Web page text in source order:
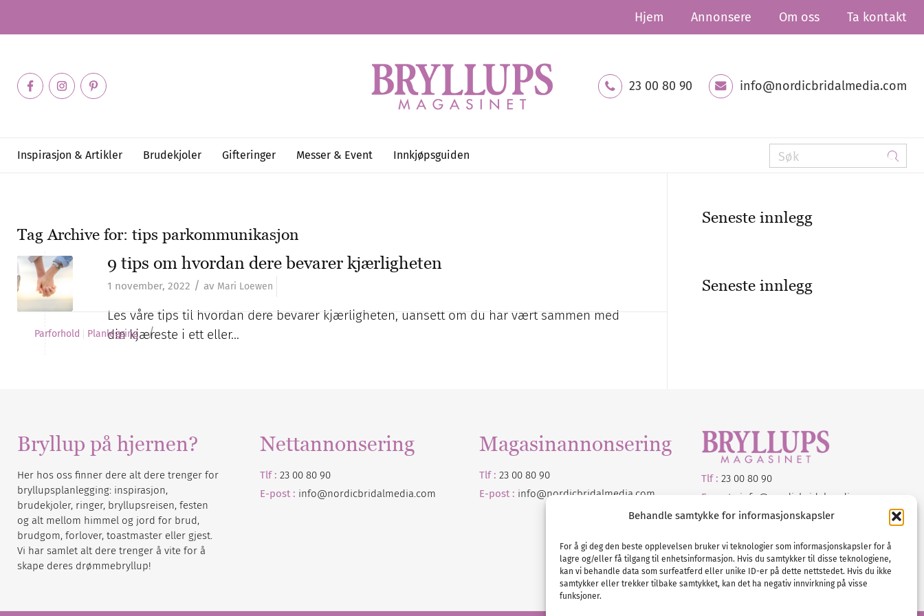
Behandle samtykke for informasjonskapsler
For å gi deg den beste opplevelsen bruker vi teknologier som informasjonskapsler for å
lagre og/eller få tilgang til enhetsinformasjon. Hvis du samtykker til disse teknologiene,
kan vi behandle data som surfeatferd eller unike ID-er på dette nettstedet. Hvis du ikke
samtykker eller trekker tilbake samtykket, kan det ha negativ innvirkning på visse
funksjoner.
Hjem Annonsere Om oss Ta kontakt
23 00 80 90 info@nordicbridalmedia.com
Inspirasjon & Artikler Brudekjoler Gifteringer Messer & Event Innkjøpsguiden
Tag Archive for: tips parkommunikasjon
9 tips om hvordan dere bevarer kjærligheten
1 november, 2022 / av Mari Loewen
Les våre tips til hvordan dere bevarer kjærligheten, uansett om du har vært sammen med
din kjæreste i ett eller…
Parforhold Planlegging /
Seneste innlegg
Seneste innlegg
Bryllup på hjernen?
Her hos oss finner dere alt dere trenger for
bryllupsplanlegging: inspirasjon,
brudekjoler, ringer, bryllupsreisen, festen
og alt mellom himmel og jord for brud,
brudgom, forlover, toastmaster eller gjest.
Vi har samlet alt dere trenger å vite for å
skape deres drømmebryllup!
Nettannonsering
Tlf : 23 00 80 90
E-post : info@nordicbridalmedia.com
Magasinannonsering
Tlf : 23 00 80 90
E-post : info@nordicbridalmedia .com
Tlf : 23 00 80 90
E-post : info@ nordicbridalmedia
Bryllupsmagasinet Norge
VAT: NO911740648